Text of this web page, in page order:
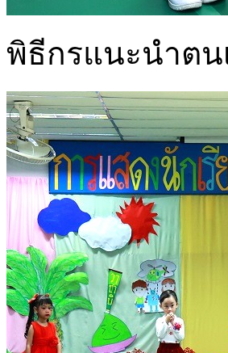
พิธีกรแนะนำตน